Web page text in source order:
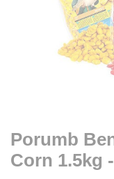
Porumb
Corn 1.5kg